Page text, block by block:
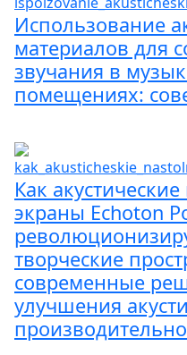
Использование
материалов для
звучания в
помещениях:
Как
экраны Echoton
творческие
современные
улучшения